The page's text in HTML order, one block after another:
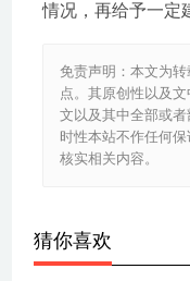
情况，再给予一定
免责声明：本文为
点。其原创性以及
文以及其中全部或
时性本站不作任何
核实相关内容。
猜你喜欢